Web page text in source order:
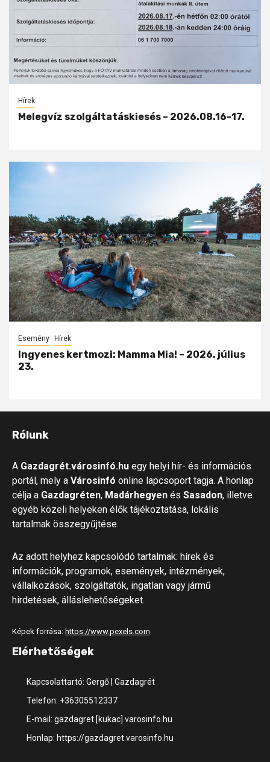
Hírek
Melegvíz szolgáltatáskiesés – 2026.08.16-17.
Esemény Hírek
Ingyenes kertmozi: Mamma Mia! – 2026. július
23.
Rólunk
A Gazdagrét.városinfó.hu egy helyi hír- és információs
portál, mely a Városinfó online lapcsoport tagja. A honlap
célja a Gazdagréten, Madárhegyen és Sasadon, illetve
egyéb közeli helyeken élők tájékoztatása, lokális
tartalmak összegyűjtése.
Az adott helyhez kapcsolódó tartalmak: hírek és
információk, programok, események, intézmények,
vállalkozások, szolgáltatók, ingatlan vagy jármű
hirdetések, álláslehetőségeket.
Képek forrása: https://www.pexels.com
Elérhetőségek
Kapcsolattartó: Gergő | Gazdagrét
Telefon: +36305512337
E-mail: gazdagret [kukac] varosinfo.hu
Honlap: https://gazdagret.varosinfo.hu